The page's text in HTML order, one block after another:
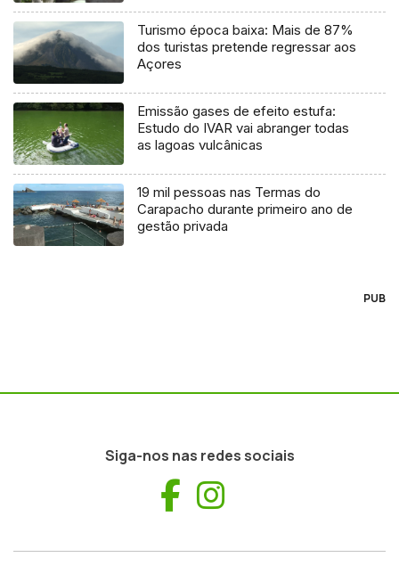
Turismo época baixa: Mais de 87%
dos turistas pretende regressar aos
Açores
Emissão gases de efeito estufa:
Estudo do IVAR vai abranger todas
as lagoas vulcânicas
19 mil pessoas nas Termas do
Carapacho durante primeiro ano de
gestão privada
PUB
Siga-nos nas redes sociais
Facebook